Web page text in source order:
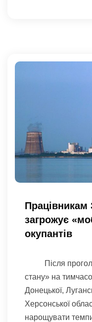
Працівникам
загрожує
окупантів
Після
стану» на
Донецької,
Херсонської
нарощувати